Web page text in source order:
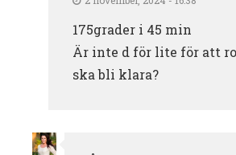
175grader i 45 min
Är inte d för lite för att
ska bli klara?